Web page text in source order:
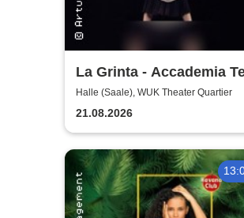
La Grinta - Accademia
Dimitri
Halle (Saale), WUK Theater Quartier
21.08.2026